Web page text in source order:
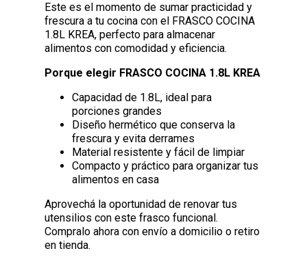
Este es el momento de sumar practicidad y
frescura a tu cocina con el FRASCO COCINA
1.8L KREA, perfecto para almacenar
alimentos con comodidad y eficiencia.
Porque elegir FRASCO COCINA 1.8L KREA
Capacidad de 1.8L, ideal para
porciones grandes
Diseño hermético que conserva la
frescura y evita derrames
Material resistente y fácil de limpiar
Compacto y práctico para organizar tus
alimentos en casa
Aprovechá la oportunidad de renovar tus
utensilios con este frasco funcional.
Compralo ahora con envío a domicilio o retiro
en tienda.